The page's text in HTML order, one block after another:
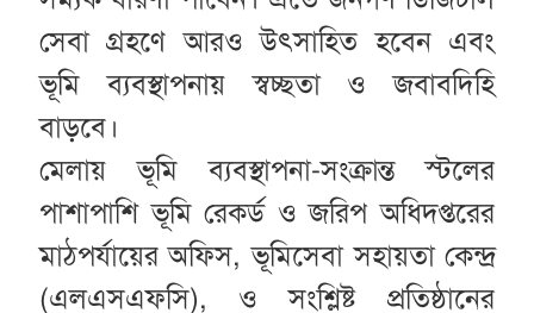
সেবা গ্রহণে আরও উৎসাহিত হবেন এবং
ভূমি ব্যবস্থাপনায় স্বচ্ছতা ও জবাবদিহি
বাড়বে।
মেলায় ভূমি ব্যবস্থাপনা-সংক্রান্ত স্টলের
পাশাপাশি ভূমি রেকর্ড ও জরিপ অধিদপ্তরের
মাঠপর্যায়ের অফিস, ভূমিসেবা সহায়তা কেন্দ্র
(এলএসএফসি), ও সংশ্লিষ্ট প্রতিষ্ঠানের